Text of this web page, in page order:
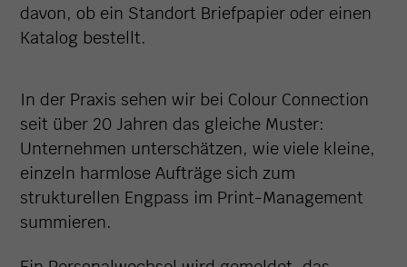
davon, ob ein Standort Briefpapier oder einen
Katalog bestellt.
In der Praxis sehen wir bei Colour Connection
seit über 20 Jahren das gleiche Muster:
Unternehmen unterschätzen, wie viele kleine,
einzeln harmlose Aufträge sich zum
strukturellen Engpass im Print-Management
summieren.